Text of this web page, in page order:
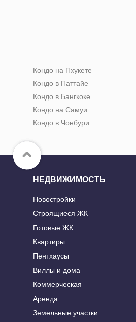
Кондо на Пхукете
Кондо в Паттайе
Кондо в Бангкоке
Кондо на Самуи
Кондо в Чонбури
НЕДВИЖИМОСТЬ
Новостройки
Строящиеся ЖК
Готовые ЖК
Квартиры
Пентхаусы
Виллы и дома
Коммерческая
Аренда
Земельные участки